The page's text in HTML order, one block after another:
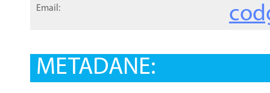
Email:
METADANE: